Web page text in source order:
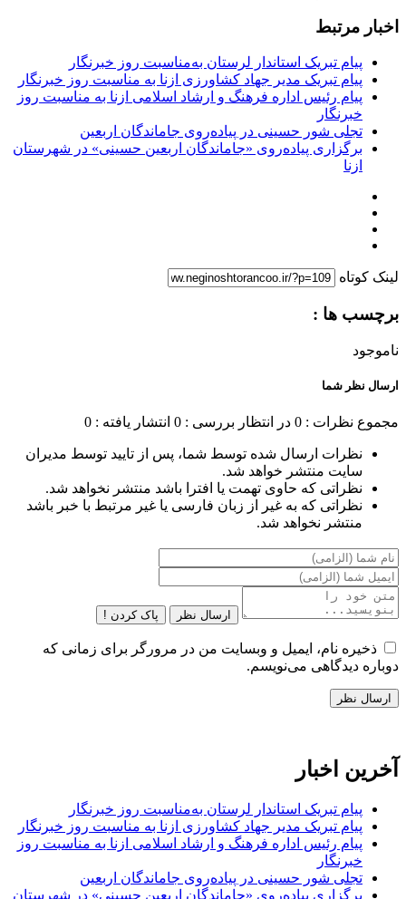
اخبار مرتبط
پیام تبریک استاندار لرستان به‌مناسبت روز خبرنگار
پیام تبریک مدیر جهاد کشاورزی ازنا به مناسبت روز خبرنگار
پیام رئیس اداره فرهنگ و ارشاد اسلامی ازنا به مناسبت روز
خبرنگار
تجلی شور حسینی در پیاده‌روی جاماندگان اربعین
برگزاری پیاده‌روی «جاماندگان اربعین حسینی» در شهرستان
ازنا
لینک کوتاه
برچسب ها :
ناموجود
ارسال نظر شما
مجموع نظرات : 0 در انتظار بررسی : 0 انتشار یافته : 0
نظرات ارسال شده توسط شما، پس از تایید توسط مدیران
سایت منتشر خواهد شد.
نظراتی که حاوی تهمت یا افترا باشد منتشر نخواهد شد.
نظراتی که به غیر از زبان فارسی یا غیر مرتبط با خبر باشد
منتشر نخواهد شد.
ارسال نظر پاک کردن !
ذخیره نام، ایمیل و وبسایت من در مرورگر برای زمانی که
دوباره دیدگاهی می‌نویسم.
آخرین اخبار
پیام تبریک استاندار لرستان به‌مناسبت روز خبرنگار
پیام تبریک مدیر جهاد کشاورزی ازنا به مناسبت روز خبرنگار
پیام رئیس اداره فرهنگ و ارشاد اسلامی ازنا به مناسبت روز
خبرنگار
تجلی شور حسینی در پیاده‌روی جاماندگان اربعین
برگزاری پیاده‌روی «جاماندگان اربعین حسینی» در شهرستان